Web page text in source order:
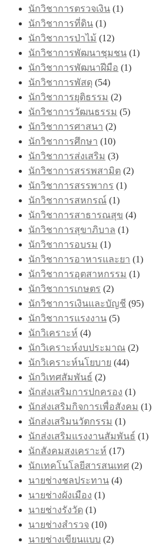
นักวิชาการตรวจเงิน (1)
นักวิชาการที่ดิน (1)
นักวิชาการป่าไม้ (12)
นักวิชาการพัฒนาชุมชน (1)
นักวิชาการพัฒนาฝีมือ (1)
นักวิชาการพัสดุ (54)
นักวิชาการยุติธรรม (2)
นักวิชาการวัฒนธรรม (5)
นักวิชาการศาสนา (2)
นักวิชาการศึกษา (10)
นักวิชาการส่งเสริม (3)
นักวิชาการสรรพสามิต (2)
นักวิชาการสรรพากร (1)
นักวิชาการสหกรณ์ (1)
นักวิชาการสาธารณสุข (4)
นักวิชาการสุขาภิบาล (1)
นักวิชาการอบรม (1)
นักวิชาการอาหารและยา (1)
นักวิชาการอุตสาหกรรม (1)
นักวิชาการเกษตร (2)
นักวิชาการเงินและบัญชี (95)
นักวิชาการแรงงาน (5)
นักวิเคราะห์ (4)
นักวิเคราะห์งบประมาณ (2)
นักวิเคราะห์นโยบาย (44)
นักวิเทศสัมพันธ์ (2)
นักส่งเสริมการปกครอง (1)
นักส่งเสริมกิจการเพื่อสังคม (1)
นักส่งเสริมนวัตกรรม (1)
นักส่งเสริมแรงงานสัมพันธ์ (1)
นักสังคมสงเคราะห์ (17)
นักเทคโนโลยีสารสนเทศ (2)
นายช่างชลประทาน (4)
นายช่างผังเมือง (1)
นายช่างรังวัด (1)
นายช่างสำรวจ (10)
นายช่างเขียนแบบ (2)